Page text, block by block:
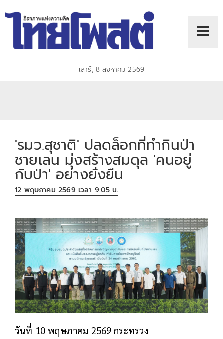
เสาร์, 8 สิงหาคม 2569
'รมว.สุชาติ' ปลดล็อกที่ทำกินป่า
ชายเลน มุ่งสร้างสมดุล 'คนอยู่
กับป่า' อย่างยั่งยืน
12 พฤษภาคม 2569 เวลา 9:05 น.
วันที่ 10 พฤษภาคม 2569 กระทรวง